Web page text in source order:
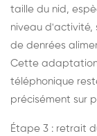
taille du nid,
niveau d'activité,
de denrées
Cette adaptation
téléphonique
précisément sur
Étape 3 : retrait